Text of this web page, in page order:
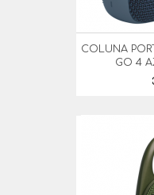
COLUNA
GO 4